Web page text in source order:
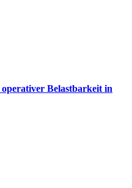
Belastbarkeit in